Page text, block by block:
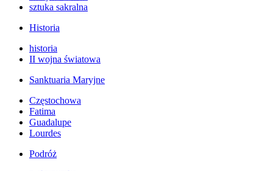
sztuka sakralna
Historia
historia
II wojna światowa
Sanktuaria Maryjne
Częstochowa
Fatima
Guadalupe
Lourdes
Podróż